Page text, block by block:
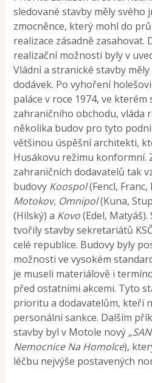
sledované stavby měly svého
zmocněnce, který mohl do
realizace zásadně zasahovat.
realizační možnosti byly v
Vládní a stranické stavby
dodávek. Po vyhoření
paláce v roce 1974, ve
zahraničního obchodu, vláda
několika budov pro tyto
většinou úspěšní architekti,
Husákovu režimu konformní.
zahraničních dodavatelů tak
budovy Koospol(Fencl,
Motokov, Omnipol(Kuna,
(Hilský) a Kovo(Edel,
tvořily stavby sekretariátů
celé republice. Budovy byly
možnosti ve vysokém
je museli materiálově i
před ostatními akcemi. Tyto
prioritu a dodavatelům, kteří
personální sankce. Dalším
stavby byl v Motole nový
Nemocnice Na Homolce),
léčbu nejvýše postavených